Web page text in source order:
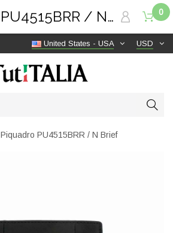
USD
United States - USA
0
Piquadro PU4515BRR / N Brief
Piquadro PU4515BRR / N Brief | TutITALIA